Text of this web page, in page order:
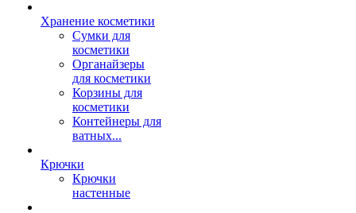
Хранение косметики
Сумки для
косметики
Органайзеры
для косметики
Корзины для
косметики
Контейнеры для
ватных...
Крючки
Крючки
настенные